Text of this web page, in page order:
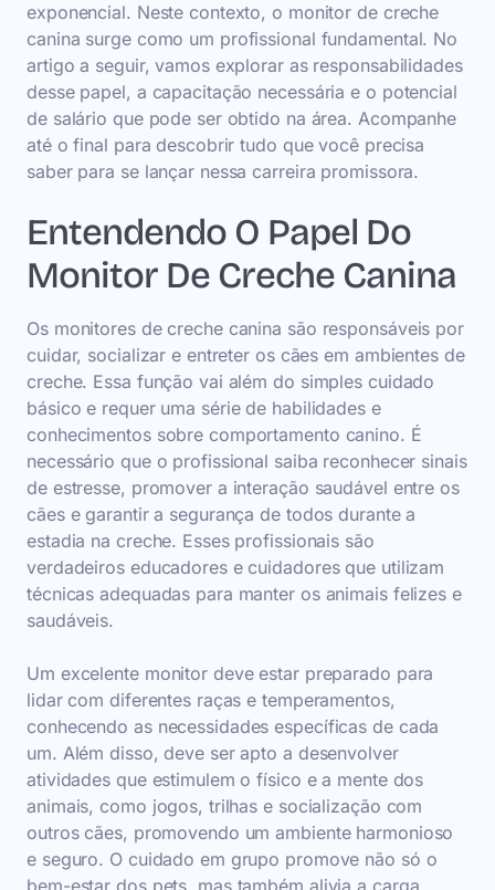
exponencial. Neste contexto, o monitor de creche
canina surge como um profissional fundamental. No
artigo a seguir, vamos explorar as responsabilidades
desse papel, a capacitação necessária e o potencial
de salário que pode ser obtido na área. Acompanhe
até o final para descobrir tudo que você precisa
saber para se lançar nessa carreira promissora.
Entendendo O Papel Do
Monitor De Creche Canina
Os monitores de creche canina são responsáveis por
cuidar, socializar e entreter os cães em ambientes de
creche. Essa função vai além do simples cuidado
básico e requer uma série de habilidades e
conhecimentos sobre comportamento canino. É
necessário que o profissional saiba reconhecer sinais
de estresse, promover a interação saudável entre os
cães e garantir a segurança de todos durante a
estadia na creche. Esses profissionais são
verdadeiros educadores e cuidadores que utilizam
técnicas adequadas para manter os animais felizes e
saudáveis.
Um excelente monitor deve estar preparado para
lidar com diferentes raças e temperamentos,
conhecendo as necessidades específicas de cada
um. Além disso, deve ser apto a desenvolver
atividades que estimulem o físico e a mente dos
animais, como jogos, trilhas e socialização com
outros cães, promovendo um ambiente harmonioso
e seguro. O cuidado em grupo promove não só o